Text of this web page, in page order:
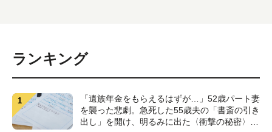
ランキング
「遺族年金をもらえるはずが…」52歳パート妻
を襲った悲劇。急死した55歳夫の「書斎の引き
出し」を開け、明るみに出た〈衝撃の秘密〉